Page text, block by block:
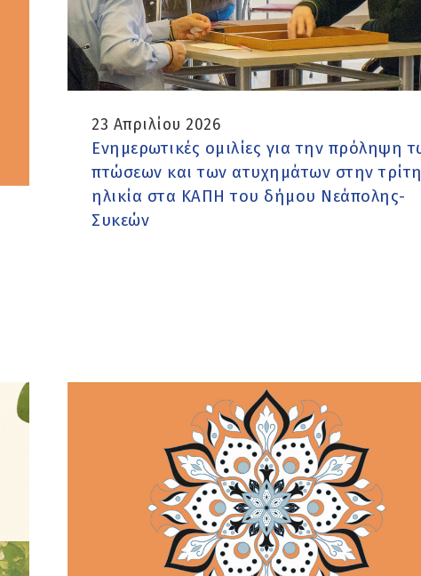
23 Απριλίου 2026
Ενημερωτικές ομιλίες για την πρόληψη
πτώσεων και των ατυχημάτων στην
ηλικία στα ΚΑΠΗ του δήμου Νεάπολης-
Συκεών